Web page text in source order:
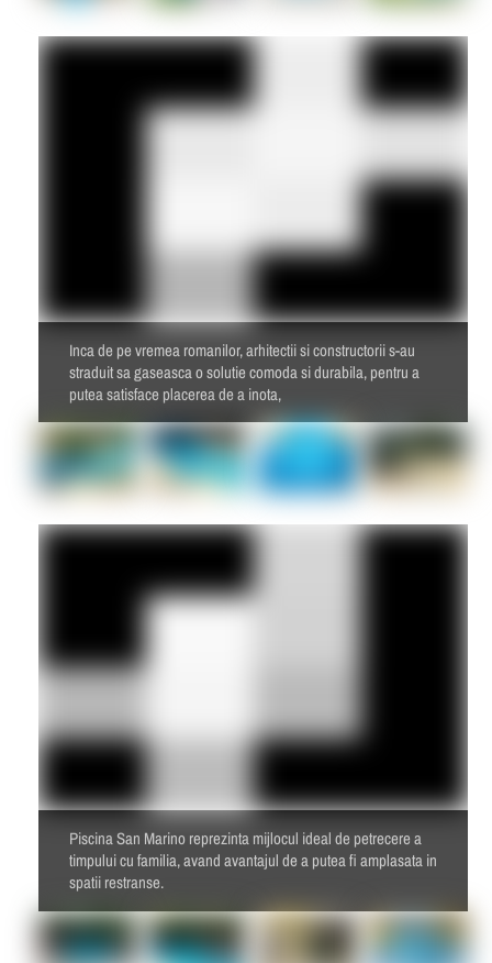
Inca de pe vremea romanilor, arhitectii si constructorii s-au
straduit sa gaseasca o solutie comoda si durabila, pentru a
putea satisface placerea de a inota,
Piscina San Marino reprezinta mijlocul ideal de petrecere a
timpului cu familia, avand avantajul de a putea fi amplasata in
spatii restranse.